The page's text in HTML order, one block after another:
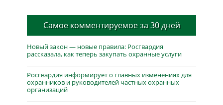
Самое комментируемое за 30 дней
Новый закон — новые правила: Росгвардия
рассказала, как теперь закупать охранные услуги
Росгвардия информирует о главных изменениях для
охранников и руководителей частных охранных
организаций